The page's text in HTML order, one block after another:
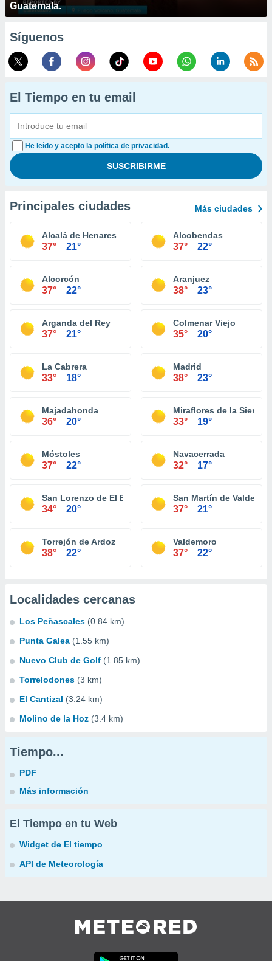
Guatemala.
Síguenos
El Tiempo en tu email
He leído y acepto la política de privacidad.
Principales ciudades Más ciudades
Alcalá de Henares
37° 21°
Alcobendas
37° 22°
Alcorcón
37° 22°
Aranjuez
38° 23°
Arganda del Rey
37° 21°
Colmenar Viejo
35° 20°
La Cabrera
33° 18°
Madrid
38° 23°
Majadahonda
36° 20°
Miraflores de la Sierra
33° 19°
Móstoles
37° 22°
Navacerrada
32° 17°
San Lorenzo de El Escorial
34° 20°
San Martín de
37° 21°
Torrejón de Ardoz
38° 22°
Valdemoro
37° 22°
Localidades cercanas
Los Peñascales (0.84 km)
Punta Galea (1.55 km)
Nuevo Club de Golf (1.85 km)
Torrelodones (3 km)
El Cantizal (3.24 km)
Molino de la Hoz (3.4 km)
Tiempo...
PDF
Más información
El Tiempo en tu Web
Widget de El tiempo
API de Meteorología